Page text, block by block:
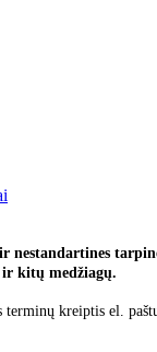
kitų medžiagų.
terminų kreiptis el.